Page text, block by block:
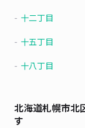
十二丁目
十五丁目
十八丁目
北海道札幌市北
す